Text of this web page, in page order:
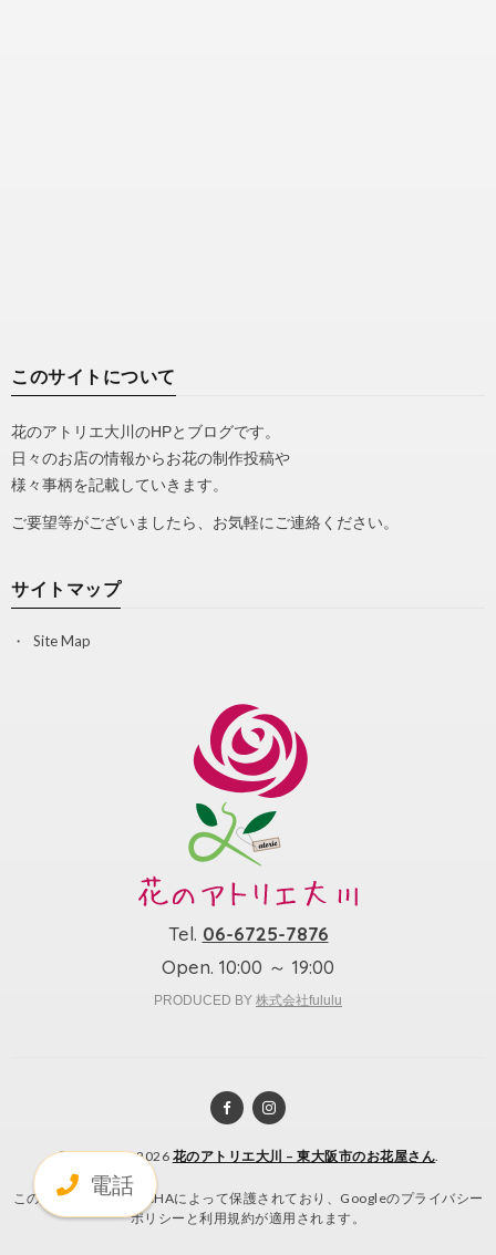
電話
このサイトについて
花のアトリエ大川のHPとブログです。
日々のお店の情報からお花の制作投稿や
様々事柄を記載していきます。
ご要望等がございましたら、お気軽にご連絡ください。
サイトマップ
Site Map
Tel. 06-6725-7876
Open. 10:00 ～ 19:00
PRODUCED BY 株式会社fululu
© Copyright 2026 花のアトリエ大川 – 東大阪市のお花屋さん.
このサイトはreCAPTCHAによって保護されており、Googleのプライバシー
ポリシー と利用規約が適用されます。